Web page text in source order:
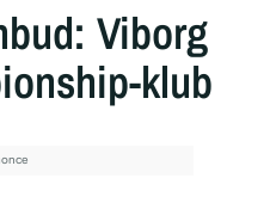
Viborg
klub